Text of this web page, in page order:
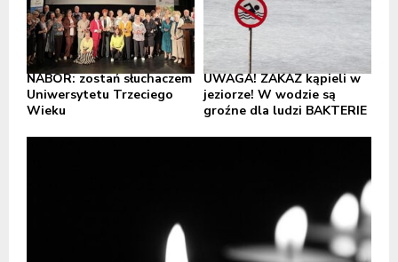
NABÓR: zostań słuchaczem
Uniwersytetu Trzeciego
Wieku
UWAGA! ZAKAZ kąpieli w
jeziorze! W wodzie są
groźne dla ludzi BAKTERIE